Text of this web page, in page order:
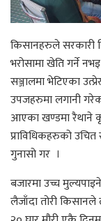
किसानहरुले सरकारी
भरोसामा खेति गर्ने
सञ्जालमा भेटिएका
उपजहरुमा लगानी
आएका खण्डमा रैथाने
प्राविधिकहरुको
गुनासो गर ।
बजारमा उच्च
लैजाँदा तोरी किसानले